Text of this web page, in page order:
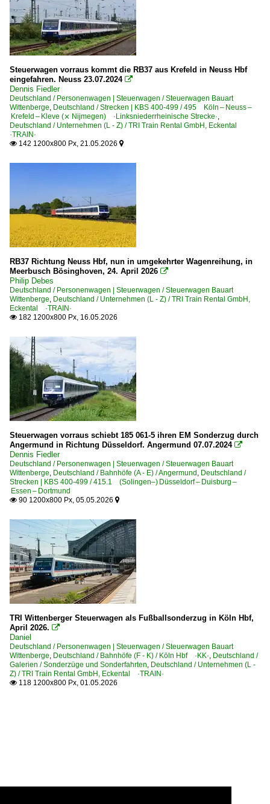
Steuerwagen vorraus kommt die RB37 aus Krefeld in Neuss Hbf
eingefahren. Neuss 23.07.2024 
Dennis Fiedler
Deutschland / Personenwagen | Steuerwagen / Steuerwagen Bauart
Wittenberge, Deutschland / Strecken | KBS 400-499 / 495 Köln – Neuss –
Krefeld – Kleve (⨯ Nijmegen) ·Linksniederrheinische Strecke·,
Deutschland / Unternehmen (L - Z) / TRI Train Rental GmbH, Eckental
·TRAIN·
 142 1200x800 Px, 21.05.2026 
RB37 Richtung Neuss Hbf, nun in umgekehrter Wagenreihung, in
Meerbusch Bösinghoven, 24. April 2026 
Philip Debes
Deutschland / Personenwagen | Steuerwagen / Steuerwagen Bauart
Wittenberge, Deutschland / Unternehmen (L - Z) / TRI Train Rental GmbH,
Eckental ·TRAIN·
 182 1200x800 Px, 16.05.2026
Steuerwagen vorraus schiebt 185 061-5 ihren EM Sonderzug durch
Angermund in Richtung Düsseldorf. Angermund 07.07.2024 
Dennis Fiedler
Deutschland / Personenwagen | Steuerwagen / Steuerwagen Bauart
Wittenberge, Deutschland / Bahnhöfe (A - E) / Angermund, Deutschland /
Strecken | KBS 400-499 / 415.1 (Solingen–) Düsseldorf – Duisburg –
Essen – Dortmund
 90 1200x800 Px, 05.05.2026 
TRI Wittenberger Steuerwagen als Fußballsonderzug in Köln Hbf,
April 2026. 
Daniel
Deutschland / Personenwagen | Steuerwagen / Steuerwagen Bauart
Wittenberge, Deutschland / Bahnhöfe (F - K) / Köln Hbf ·KK·, Deutschland /
Galerien / Sonderzüge und Sonderfahrten, Deutschland / Unternehmen (L -
Z) / TRI Train Rental GmbH, Eckental ·TRAIN·
 118 1200x800 Px, 01.05.2026